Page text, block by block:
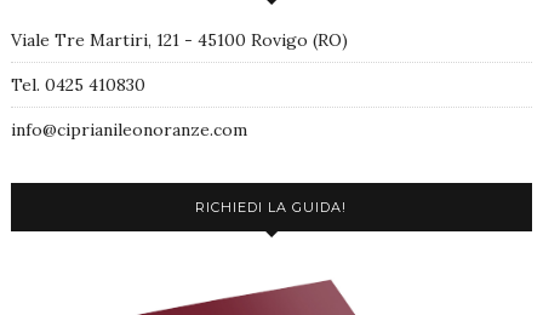
Viale Tre Martiri, 121 - 45100 Rovigo (RO)
Tel. 0425 410830
info@ciprianileonoranze.com
RICHIEDI LA GUIDA!